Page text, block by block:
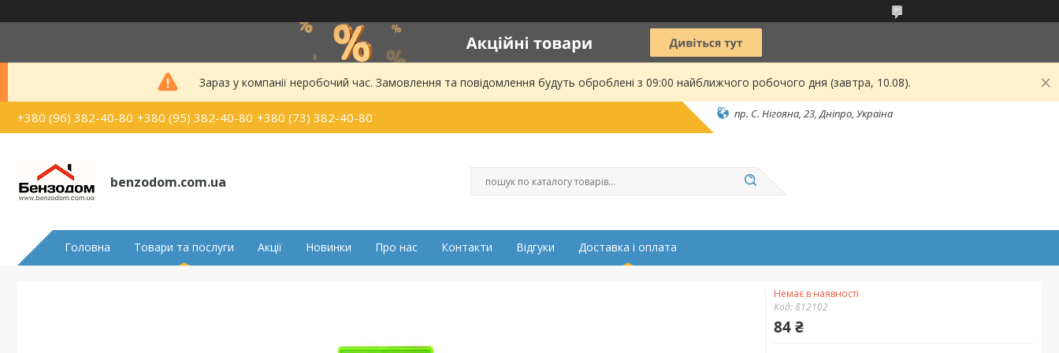
Зараз у компанії неробочий час. Замовлення та повідомлення будуть оброблені з 09:00 найближчого робочого дня (завтра, 10.08).
+380 (96) 382-40-80 +380 (95) 382-40-80 +380 (73) 382-40-80 пр. С. Нігояна, 23, Дніпро, Україна
benzodom.com.ua
Головна Товари та послуги Акції Новинки Про нас Контакти Відгуки Доставка і оплата
Немає в наявності
Код:812102
84 ₴